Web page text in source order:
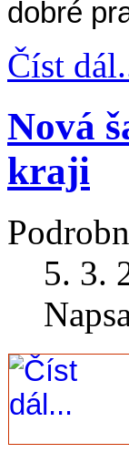
dobré
Číst
Nová
kraji
5. 3.